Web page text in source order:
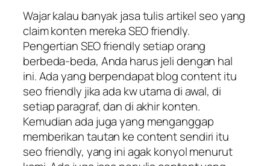
Wajar kalau banyak jasa tulis artikel seo yang
claim konten mereka SEO friendly.
Pengertian SEO friendly setiap orang
berbeda-beda, Anda harus jeli dengan hal
ini. Ada yang berpendapat blog content itu
seo friendly jika ada kw utama di awal, di
setiap paragraf, dan di akhir konten.
Kemudian ada juga yang menganggap
memberikan tautan ke content sendiri itu
seo friendly, yang ini agak konyol menurut